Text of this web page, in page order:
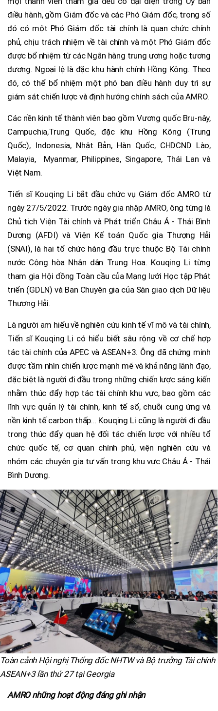
điều hành, gồm Giám đốc và các Phó Giám đốc, trong số
đó có một Phó Giám đốc tài chính là quan chức chính
phủ, chịu trách nhiệm về tài chính và một Phó Giám đốc
được bổ nhiệm từ các Ngân hàng trung ương hoặc tương
đương. Ngoại lệ là đặc khu hành chính Hồng Kông. Theo
đó, có thể bổ nhiệm một phó ban điều hành duy trì sự
giám sát chiến lược và định hướng chính sách của AMRO.
Các nền kinh tế thành viên bao gồm Vương quốc Bru-nây,
Campuchia,Trung Quốc, đặc khu Hồng Kông (Trung
Quốc), Indonesia, Nhật Bản, Hàn Quốc, CHDCND Lào,
Malayia, Myanmar, Philippines, Singapore, Thái Lan và
Việt Nam.
Tiến sĩ Kouqing Li bắt đầu chức vụ Giám đốc AMRO từ
ngày 27/5/2022. Trước ngày gia nhập AMRO, ông từng là
Chủ tịch Viện Tài chính và Phát triển Châu Á - Thái Bình
Dương (AFDI) và Viện Kế toán Quốc gia Thượng Hải
(SNAI), là hai tổ chức hàng đầu trực thuộc Bộ Tài chính
nước Cộng hòa Nhân dân Trung Hoa. Kouqing Li từng
tham gia Hội đồng Toàn cầu của Mạng lưới Học tập Phát
triển (GDLN) và Ban Chuyên gia của Sàn giao dịch Dữ liệu
Thượng Hải.
Là người am hiểu về nghiên cứu kinh tế vĩ mô và tài chính,
Tiến sĩ Kouqing Li có hiểu biết sâu rộng về cơ chế hợp
tác tài chính của APEC và ASEAN+3. Ông đã chứng minh
được tầm nhìn chiến lược mạnh mẽ và khả năng lãnh đạo,
đặc biệt là người đi đầu trong những chiến lược sáng kiến
nhằm thúc đẩy hợp tác tài chính khu vực, bao gồm các
lĩnh vực quản lý tài chính, kinh tế số, chuỗi cung ứng và
nền kinh tế carbon thấp… Kouqing Li cũng là người đi đầu
trong thúc đẩy quan hệ đối tác chiến lược với nhiều tổ
chức quốc tế, cơ quan chính phủ, viện nghiên cứu và
nhóm các chuyên gia tư vấn trong khu vực Châu Á - Thái
Bình Dương.
Toàn cảnh Hội nghị Thống đốc NHTW và Bộ trưởng Tài chính
ASEAN+3 lần thứ 27 tại Georgia
AMRO những hoạt động đáng ghi nhận